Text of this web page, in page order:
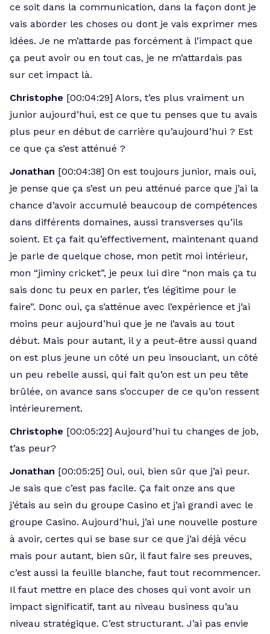
ce soit dans la communication, dans la façon dont je
vais aborder les choses ou dont je vais exprimer mes
idées. Je ne m’attarde pas forcément à l’impact que
ça peut avoir ou en tout cas, je ne m’attardais pas
sur cet impact là.
Christophe [00:04:29] Alors, t’es plus vraiment un
junior aujourd’hui, est ce que tu penses que tu avais
plus peur en début de carrière qu’aujourd’hui ? Est
ce que ça s’est atténué ?
Jonathan [00:04:38] On est toujours junior, mais oui,
je pense que ça s’est un peu atténué parce que j’ai la
chance d’avoir accumulé beaucoup de compétences
dans différents domaines, aussi transverses qu’ils
soient. Et ça fait qu’effectivement, maintenant quand
je parle de quelque chose, mon petit moi intérieur,
mon “jiminy cricket”, je peux lui dire “non mais ça tu
sais donc tu peux en parler, t’es légitime pour le
faire”. Donc oui, ça s’atténue avec l’expérience et j’ai
moins peur aujourd’hui que je ne l’avais au tout
début. Mais pour autant, il y a peut-être aussi quand
on est plus jeune un côté un peu insouciant, un côté
un peu rebelle aussi, qui fait qu’on est un peu tête
brûlée, on avance sans s’occuper de ce qu’on ressent
intérieurement.
Christophe [00:05:22] Aujourd’hui tu changes de job,
t’as peur?
Jonathan [00:05:25] Oui, oui, bien sûr que j’ai peur.
Je sais que c’est pas facile. Ça fait onze ans que
j’étais au sein du groupe Casino et j’ai grandi avec le
groupe Casino. Aujourd’hui, j’ai une nouvelle posture
à avoir, certes qui se base sur ce que j’ai déjà vécu
mais pour autant, bien sûr, il faut faire ses preuves,
c’est aussi la feuille blanche, faut tout recommencer.
Il faut mettre en place des choses qui vont avoir un
impact significatif, tant au niveau business qu’au
niveau stratégique. C’est structurant. J’ai pas envie